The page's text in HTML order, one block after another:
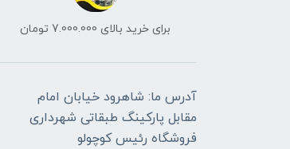
برای خرید بالای 7.000.000 تومان
آدرس ما: شاهرود خیابان امام
مقابل پارکینگ طبقاتی شهرداری
فروشگاه رئیس کوچولو